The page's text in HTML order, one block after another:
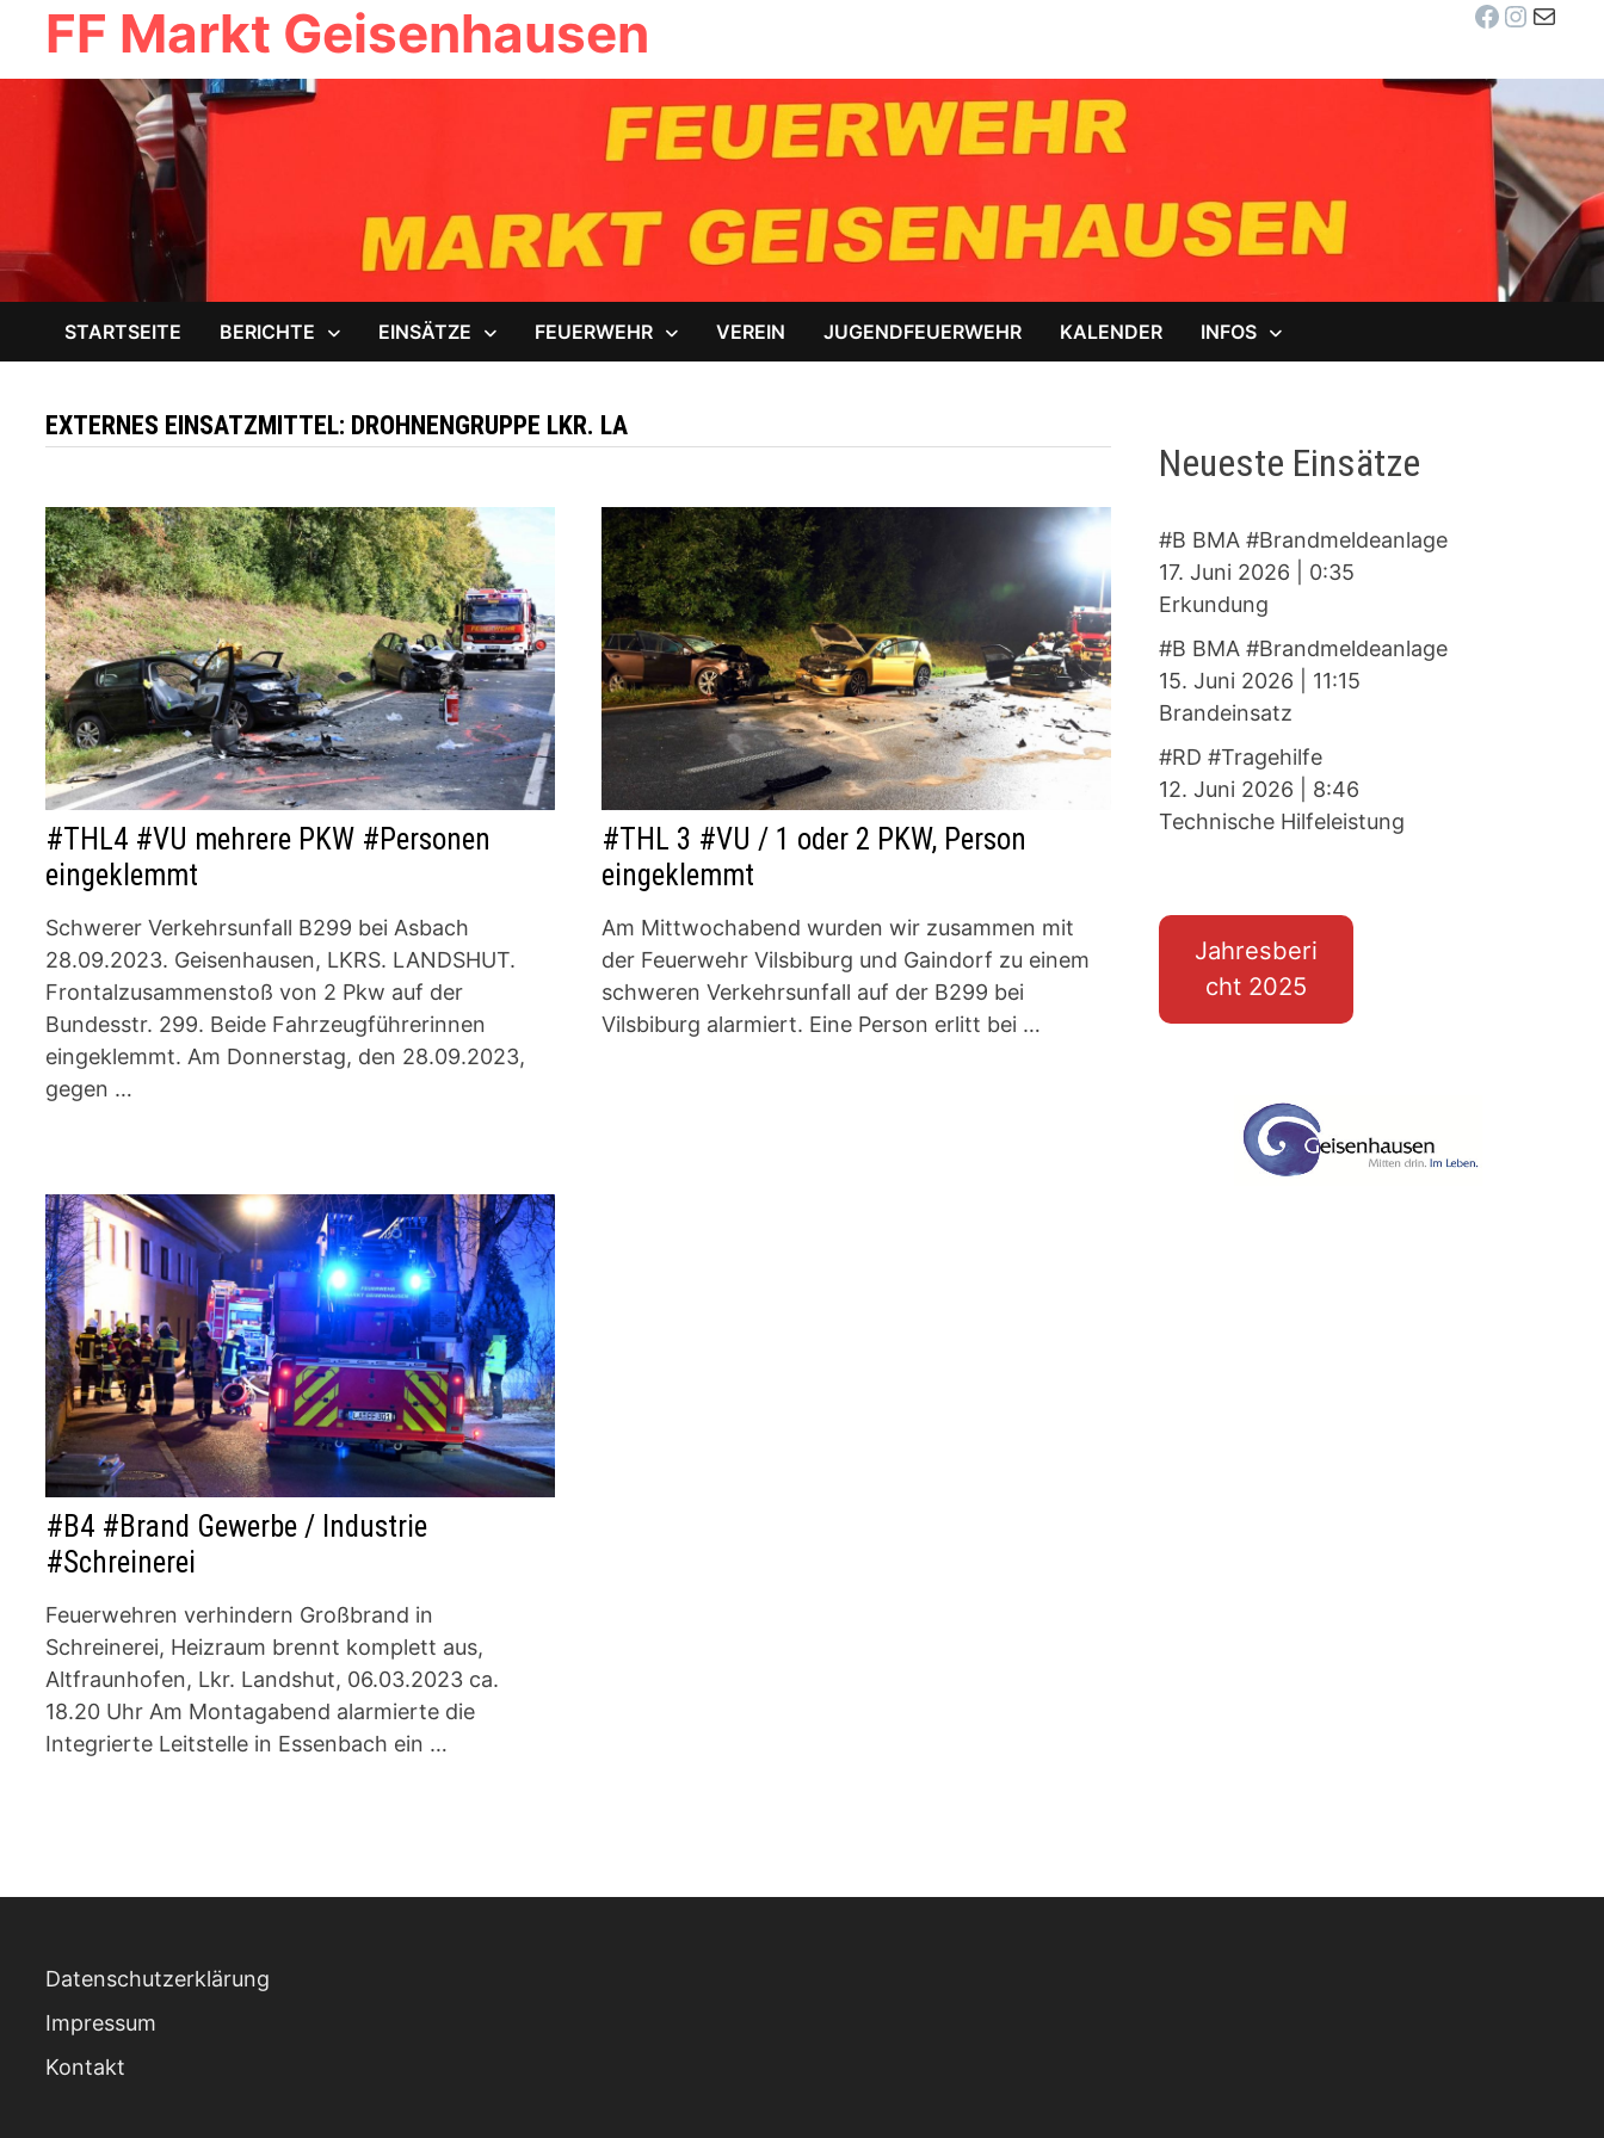
Inhalt
springen
FF Markt Geisenhausen Facebook
E-Mail
STARTSEITE BERICHTE EINSÄTZE FEUERWEHR VEREIN JUGENDFEUERWEHR KALENDER INFOS
EXTERNES EINSATZMITTEL: DROHNENGRUPPE LKR. LA
#THL4 #VU mehrere PKW #Personen
eingeklemmt
Schwerer Verkehrsunfall B299 bei Asbach
28.09.2023. Geisenhausen, LKRS. LANDSHUT.
Frontalzusammenstoß von 2 Pkw auf der
Bundesstr. 299. Beide Fahrzeugführerinnen
eingeklemmt. Am Donnerstag, den 28.09.2023,
gegen …
#THL 3 #VU / 1 oder 2 PKW, Person
eingeklemmt
Am Mittwochabend wurden wir zusammen mit
der Feuerwehr Vilsbiburg und Gaindorf zu einem
schweren Verkehrsunfall auf der B299 bei
Vilsbiburg alarmiert. Eine Person erlitt bei …
#B4 #Brand Gewerbe / Industrie
#Schreinerei
Feuerwehren verhindern Großbrand in
Schreinerei, Heizraum brennt komplett aus,
Altfraunhofen, Lkr. Landshut, 06.03.2023 ca.
18.20 Uhr Am Montagabend alarmierte die
Integrierte Leitstelle in Essenbach ein …
Neueste Einsätze
#B BMA #Brandmeldeanlage
17. Juni 2026
0:35
Erkundung
#B BMA #Brandmeldeanlage
15. Juni 2026
11:15
Brandeinsatz
#RD #Tragehilfe
12. Juni 2026
8:46
Technische Hilfeleistung
Jahresberi
cht 2025
Datenschutzerklärung
Impressum
Kontakt